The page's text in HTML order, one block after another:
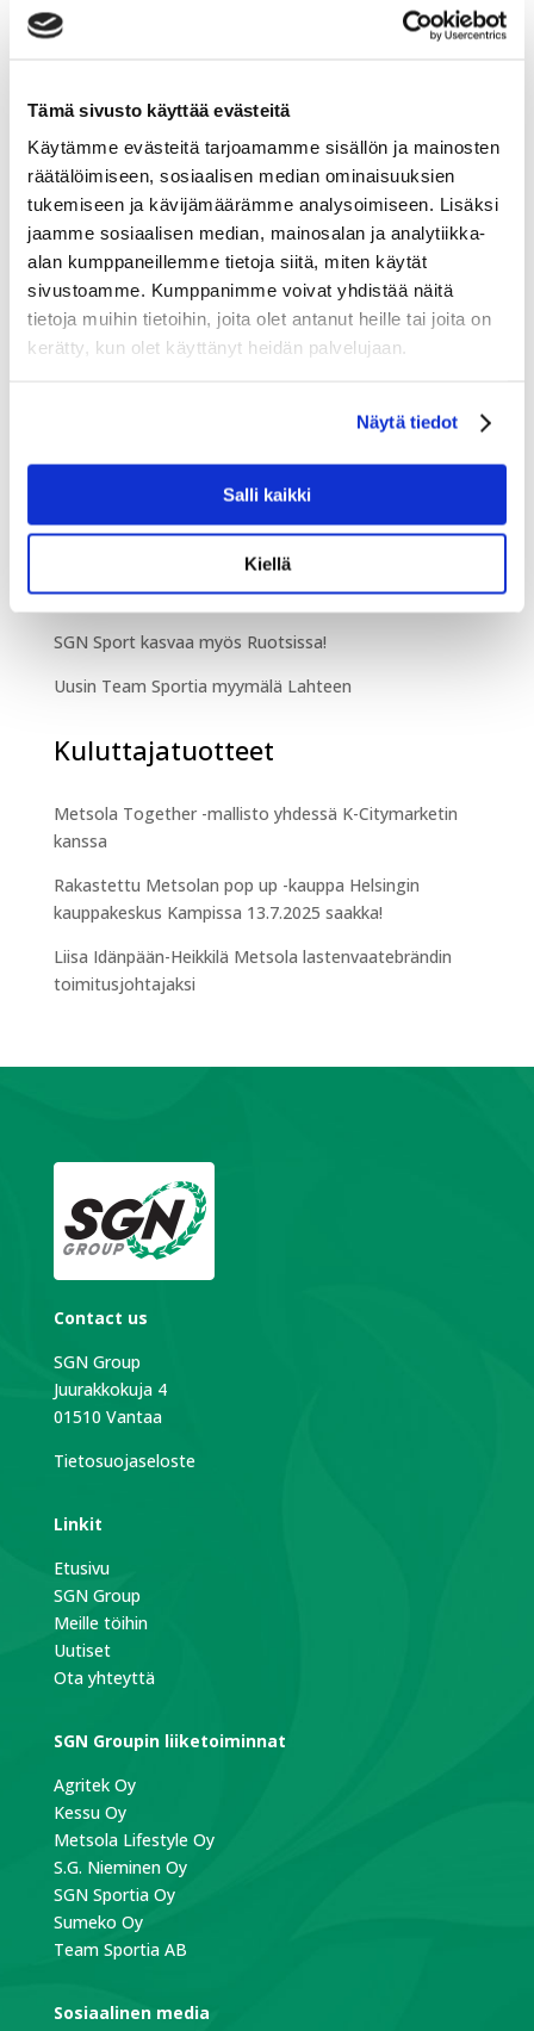
Tämä sivusto käyttää evästeitä
Käytämme evästeitä tarjoamamme sisällön ja mainosten
räätälöimiseen, sosiaalisen median ominaisuuksien
tukemiseen ja kävijämäärämme analysoimiseen. Lisäksi
jaamme sosiaalisen median, mainosalan ja analytiikka-
alan kumppaneillemme tietoja siitä, miten käytät
sivustoamme. Kumppanimme voivat yhdistää näitä
tietoja muihin tietoihin, joita olet antanut heille tai joita on
kerätty, kun olet käyttänyt heidän palvelujaan.
Näytä tiedot
Salli kaikki
Kiellä
Sumeko on mukana Vene 26 Båt -messuilla
Romain Febvre motocrossin maailmanmestariksi –
suomalaisosaaminen mukana menestyksessä
Lumen ja jäänteon laitteet ja
palvelut
Kessu Oy toimitti Vieremälle maailman ensimmäisen
biokaasulla toimivan latukoneen.
TechnoAlpin SnowFactory kesälumetuskontin
Urheilukauppa
Team Sportia on laajentunut Ouluun
SGN Sport kasvaa myös Ruotsissa!
Uusin Team Sportia myymälä Lahteen
Kuluttajatuotteet
Metsola Together -mallisto yhdessä K-Citymarketin
kanssa
Rakastettu Metsolan pop up -kauppa Helsingin
kauppakeskus Kampissa 13.7.2025 saakka!
Liisa Idänpään-Heikkilä Metsola lastenvaatebrändin
toimitusjohtajaksi
Contact us
SGN Group
Juurakkokuja 4
01510 Vantaa
Tietosuojaseloste
Linkit
Etusivu
SGN Group
Meille töihin
Uutiset
Ota yhteyttä
SGN Groupin liiketoiminnat
Agritek Oy
Kessu Oy
Metsola Lifestyle Oy
S.G. Nieminen Oy
SGN Sportia Oy
Sumeko Oy
Team Sportia AB
Sosiaalinen media